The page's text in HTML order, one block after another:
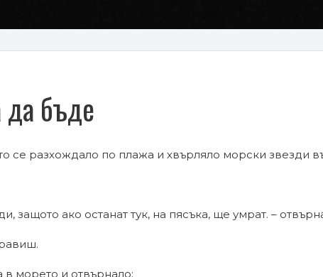
бъде
се разхождало по плажа и хвърляло морски звезди
защото ако останат тук, на пясъка, ще умрат. –
морето и отвърнало: